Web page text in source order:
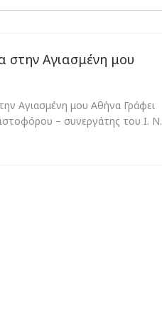
στην Αγιασμένη μου
Αγιασμένη μου Αθήνα Γράφει
– συνεργάτης του Ι. Ν.